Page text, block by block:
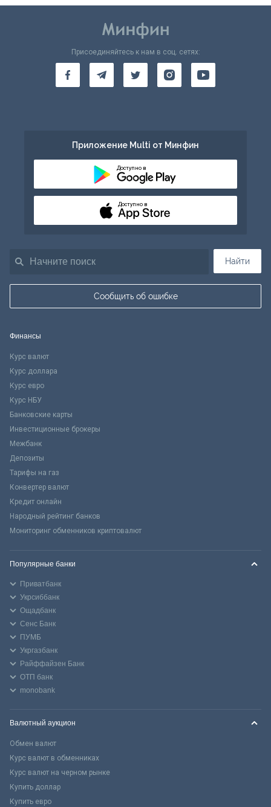
Найти
Сообщить об ошибке
Присоединяйтесь к нам в соц. сетях:
Приложение Multi от Минфин
Доступно в
Доступно в
Финансы
Курс валют
Курс доллара
Курс евро
Курс НБУ
Банковские карты
Инвестиционные брокеры
Межбанк
Депозиты
Тарифы на газ
Конвертер валют
Кредит онлайн
Народный рейтинг банков
Мониторинг обменников криптовалют
Популярные банки
Приватбанк
Укрсиббанк
Ощадбанк
Сенс Банк
ПУМБ
Укргазбанк
Райффайзен Банк
ОТП банк
monobank
Валютный аукцион
Обмен валют
Курс валют в обменниках
Курс валют на черном рынке
Купить доллар
Купить евро